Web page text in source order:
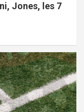
Jones, les 7